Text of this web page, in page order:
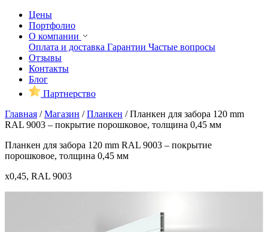
Цены
Портфолио
О компании
Оплата и доставка Гарантии Частые вопросы
Отзывы
Контакты
Блог
Партнерство
Главная /Магазин /Планкен /Планкен для забора 120 mm
RAL 9003 – покрытие порошковое, толщина 0,45 мм
Планкен для забора 120 mm RAL 9003 – покрытие
порошковое, толщина 0,45 мм
x0,45, RAL 9003